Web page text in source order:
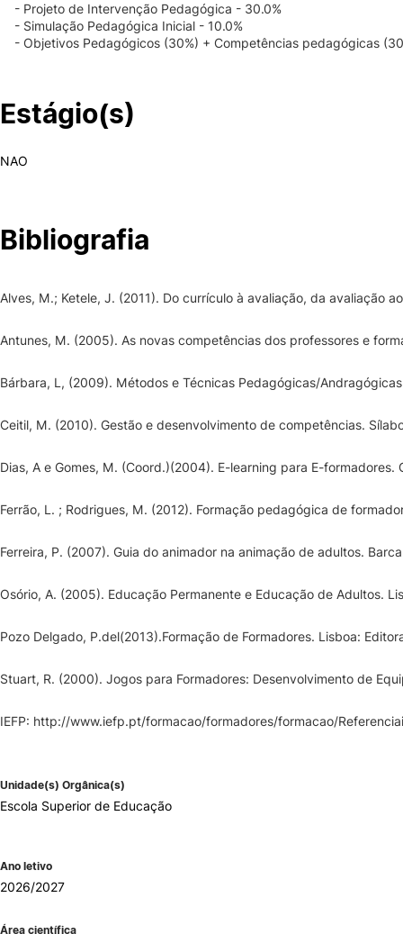
- Projeto de Intervenção Pedagógica - 30.0%
- Simulação Pedagógica Inicial - 10.0%
- Objetivos Pedagógicos (30%) + Competências pedagógicas
Estágio(s)
NAO
Bibliografia
Alves, M.; Ketele, J. (2011). Do currículo à avaliação, da avaliação
Antunes, M. (2005). As novas competências dos professores e
Bárbara, L, (2009). Métodos e Técnicas Pedagógicas/
Ceitil, M. (2010). Gestão e desenvolvimento de competências.
Dias, A e Gomes, M. (Coord.)(2004). E-learning para E-formadores.
Ferrão, L. ; Rodrigues, M. (2012). Formação pedagógica de
Ferreira, P. (2007). Guia do animador na animação de adultos.
Osório, A. (2005). Educação Permanente e Educação de Adultos.
Pozo Delgado, P.del(2013).Formação de Formadores. Lisboa:
Stuart, R. (2000). Jogos para Formadores: Desenvolvimento de
IEFP: http://www.iefp.pt/formacao/formadores/formacao/
Unidade(s) Orgânica(s)
Escola Superior de Educação
Ano letivo
2026/2027
Área científica